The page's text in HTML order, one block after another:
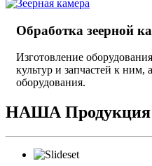
Обработка зеерной
Изготовление
культур и запчастей к ним,
оборудования.
НАША Продукция